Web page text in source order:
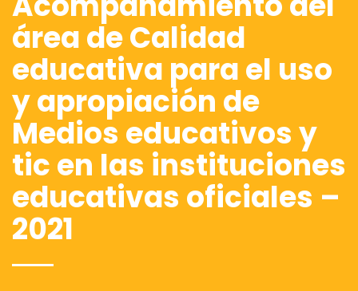
área de Calidad
educativa para el uso
y apropiación de
Medios educativos y
tic en las instituciones
educativas oficiales –
2021